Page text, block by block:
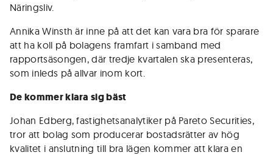
Näringsliv.
Annika Winsth är inne på att det kan vara bra för sparare
att ha koll på bolagens framfart i samband med
rapportsäsongen, där tredje kvartalen ska presenteras,
som inleds på allvar inom kort.
De kommer klara sig bäst
Johan Edberg, fastighetsanalytiker på Pareto Securities,
tror att bolag som producerar bostadsrätter av hög
kvalitet i anslutning till bra lägen kommer att klara en